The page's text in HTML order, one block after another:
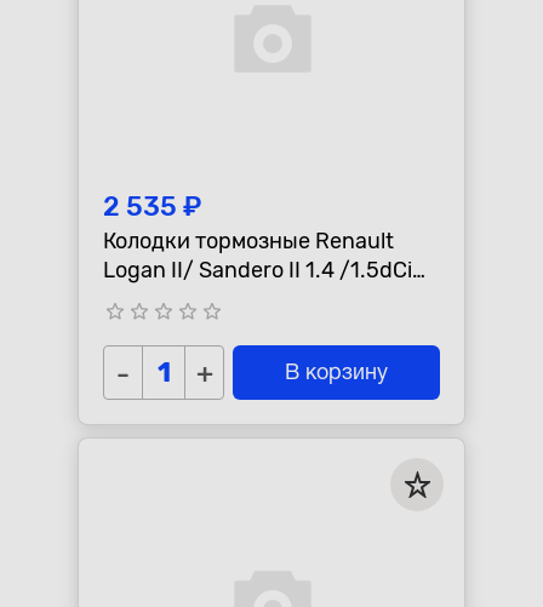
2 535 ₽
Колодки тормозные Renault
Logan II/ Sandero II 1.4 /1.5dCi
"Sangsin" передние
star_border star_border star_border star_border star_border
- + В корзину